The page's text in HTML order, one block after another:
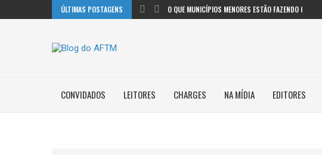
ÚLTIMAS POSTAGENS O QUE MUNICÍPIOS MENORES ESTÃO FAZENDO COM IA...
CONVIDADOS LEITORES CHARGES NA MÍDIA EDITORES